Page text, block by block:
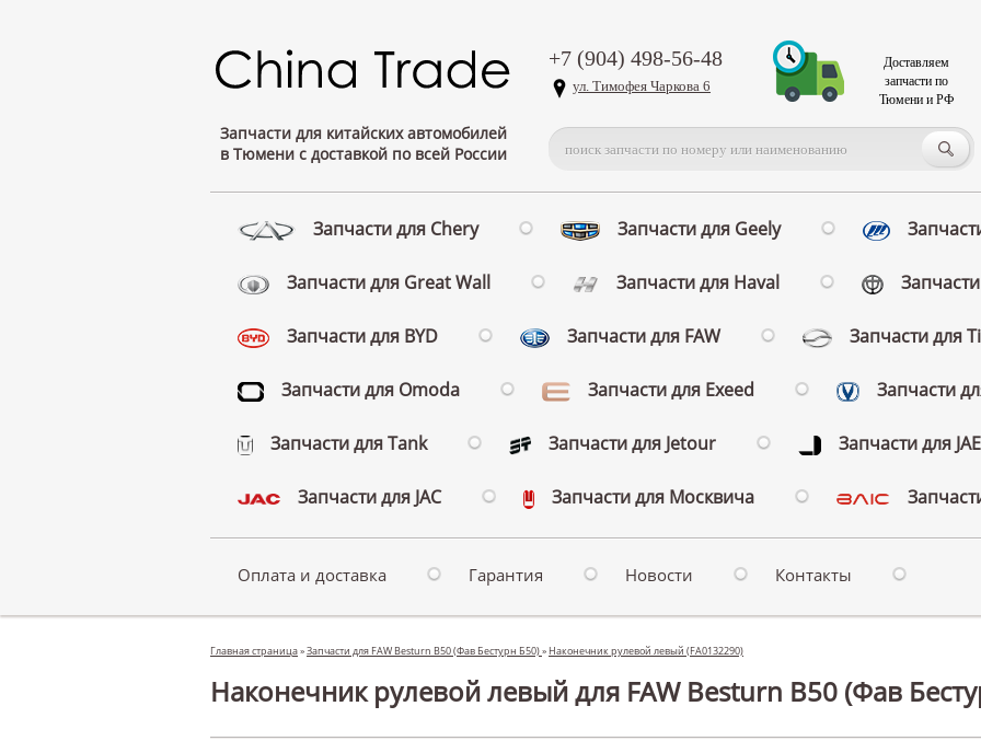
Запчасти для китайских автомобилей
в Тюмени с доставкой по всей России
+7 (904) 498-56-48
ул. Тимофея Чаркова 6
Доставляем
запчасти по
Тюмени и РФ
Запчасти для Chery Запчасти для Geely
Запчасти для Great Wall Запчасти для Haval
Запчасти для BYD Запчасти для FAW Запчасти для
Запчасти для Omoda Запчасти для Exeed Запчасти
Запчасти для Tank Запчасти для Jetour Запчасти для
Запчасти для JAC Запчасти для Москвича
Оплата и доставка Гарантия Новости Контакты
Главная страница»Запчасти для FAW Besturn B50 (Фав Бестурн Б50)» Наконечник рулевой левый (FA0132290)
Наконечник рулевой левый для FAW Besturn B50 (Фав